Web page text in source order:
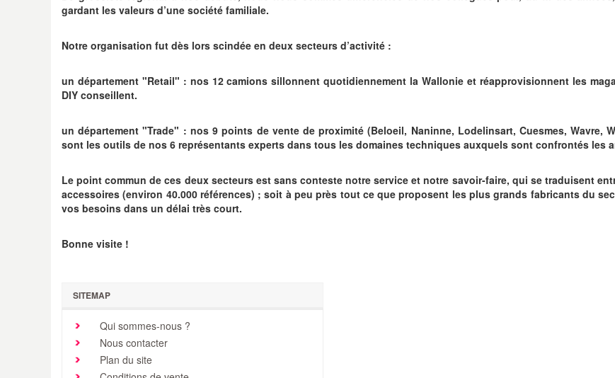
gardant les valeurs d’une société familiale.
Notre organisation fut dès lors scindée en deux secteurs d’activité :
un département "Retail" : nos 12 camions sillonnent quotidiennement la Wallonie et réapprovisionnent les
DIY conseillent.
un département "Trade" : nos 9 points de vente de proximité (Beloeil, Naninne, Lodelinsart, Cuesmes, Wavre,
sont les outils de nos 6 représentants experts dans tous les domaines techniques auxquels sont confrontés les
Le point commun de ces deux secteurs est sans conteste notre service et notre savoir-faire, qui se traduisent
accessoires (environ 40.000 références) ; soit à peu près tout ce que proposent les plus grands fabricants du
vos besoins dans un délai très court.
Bonne visite !
SITEMAP
Qui sommes-nous ?
Nous contacter
Plan du site